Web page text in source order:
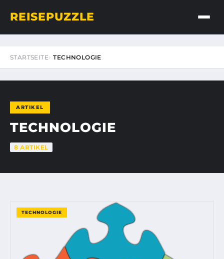
REISEPUZZLE
STARTSEITE TECHNOLOGIE
ARTIKEL
TECHNOLOGIE
8 ARTIKEL
TECHNOLOGIE